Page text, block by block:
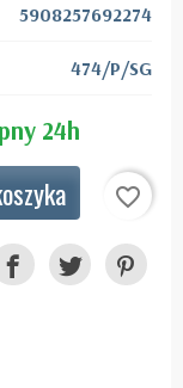
5908257692274
474/P/SG
24h
favorite_border